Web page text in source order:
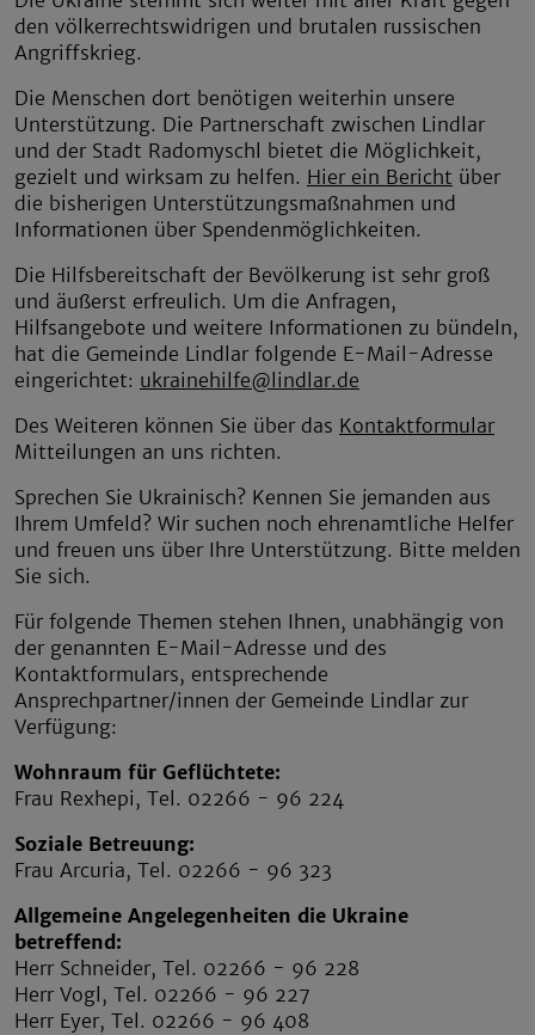
den völkerrechtswidrigen und brutalen russischen
Angriffskrieg.
Die Menschen dort benötigen weiterhin unsere
Unterstützung. Die Partnerschaft zwischen Lindlar
und der Stadt Radomyschl bietet die Möglichkeit,
gezielt und wirksam zu helfen. Hier ein Bericht über
die bisherigen Unterstützungsmaßnahmen und
Informationen über Spendenmöglichkeiten.
Die Hilfsbereitschaft der Bevölkerung ist sehr groß
und äußerst erfreulich. Um die Anfragen,
Hilfsangebote und weitere Informationen zu bündeln,
hat die Gemeinde Lindlar folgende E-Mail-Adresse
eingerichtet: ukrainehilfe@lindlar.de
Des Weiteren können Sie über das Kontaktformular
Mitteilungen an uns richten.
Sprechen Sie Ukrainisch? Kennen Sie jemanden aus
Ihrem Umfeld? Wir suchen noch ehrenamtliche Helfer
und freuen uns über Ihre Unterstützung. Bitte melden
Sie sich.
Für folgende Themen stehen Ihnen, unabhängig von
der genannten E-Mail-Adresse und des
Kontaktformulars, entsprechende
Ansprechpartner/innen der Gemeinde Lindlar zur
Verfügung:
Wohnraum für Geflüchtete:
Frau Rexhepi, Tel. 02266 - 96 224
Soziale Betreuung:
Frau Arcuria, Tel. 02266 - 96 323
Allgemeine Angelegenheiten die Ukraine
betreffend:
Herr Schneider, Tel. 02266 - 96 228
Herr Vogl, Tel. 02266 - 96 227
Herr Eyer, Tel. 02266 - 96 408